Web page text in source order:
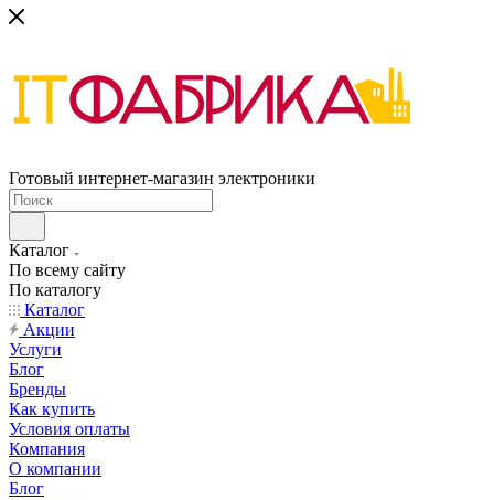
Готовый интернет-магазин электроники
Каталог
По всему сайту
По каталогу
Каталог
Акции
Услуги
Блог
Бренды
Как купить
Условия оплаты
Компания
О компании
Блог